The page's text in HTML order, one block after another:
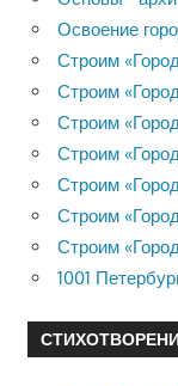
Освоение
Строим
Строим
Строим
Строим
Строим
Строим
Строим
1001